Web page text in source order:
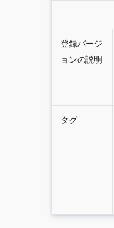
登録バージ
ョンの説明
タグ